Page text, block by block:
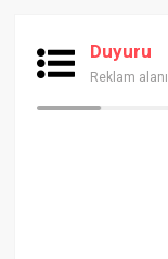
Duyuru
Reklam alanı